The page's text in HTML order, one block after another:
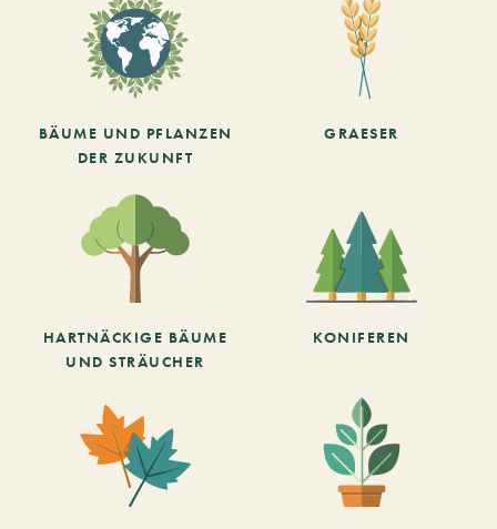
BÄUME UND PFLANZEN
DER ZUKUNFT
GRAESER
HARTNÄCKIGE BÄUME
UND STRÄUCHER
KONIFEREN